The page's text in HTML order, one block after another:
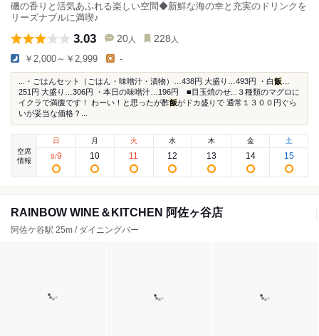
磯の香りと活気あふれる楽しい空間◆新鮮な海の幸と充実のドリンクを
リーズナブルに満喫♪
3.03 20 人 228 人
￥2,000～￥2,999 -
...・ごはんセット（ごはん・味噌汁・漬物）…438円 大盛り…493円 ・白飯
251円 大盛り…306円 ・本日の味噌汁…196円 ■目玉焼のせ...３種類のマグロに
イクラで満腹です！ わーい！と思ったが酢飯がドカ盛りで 通常１３００円ぐら
いが妥当な価格？...
空席
情報
日
8/9
月
10
火
11
水
12
木
13
金
14
土
15
RAINBOW WINE＆KITCHEN 阿佐ヶ谷店
阿佐ケ谷駅 25m / ダイニングバー